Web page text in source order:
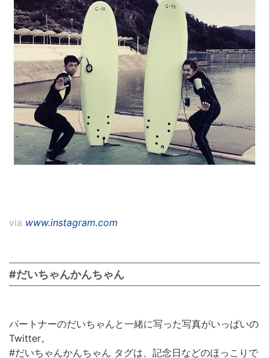
via www.instagram.com
#だいちゃんかんちゃん
パートナーのだいちゃんと一緒に写った写真がいっぱいの
Twitter。
#だいちゃんかんちゃん タグは、記念日などのほっこりで